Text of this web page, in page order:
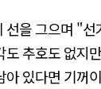
선을 그으며 "선
추호도 없지
아 있다면 기꺼